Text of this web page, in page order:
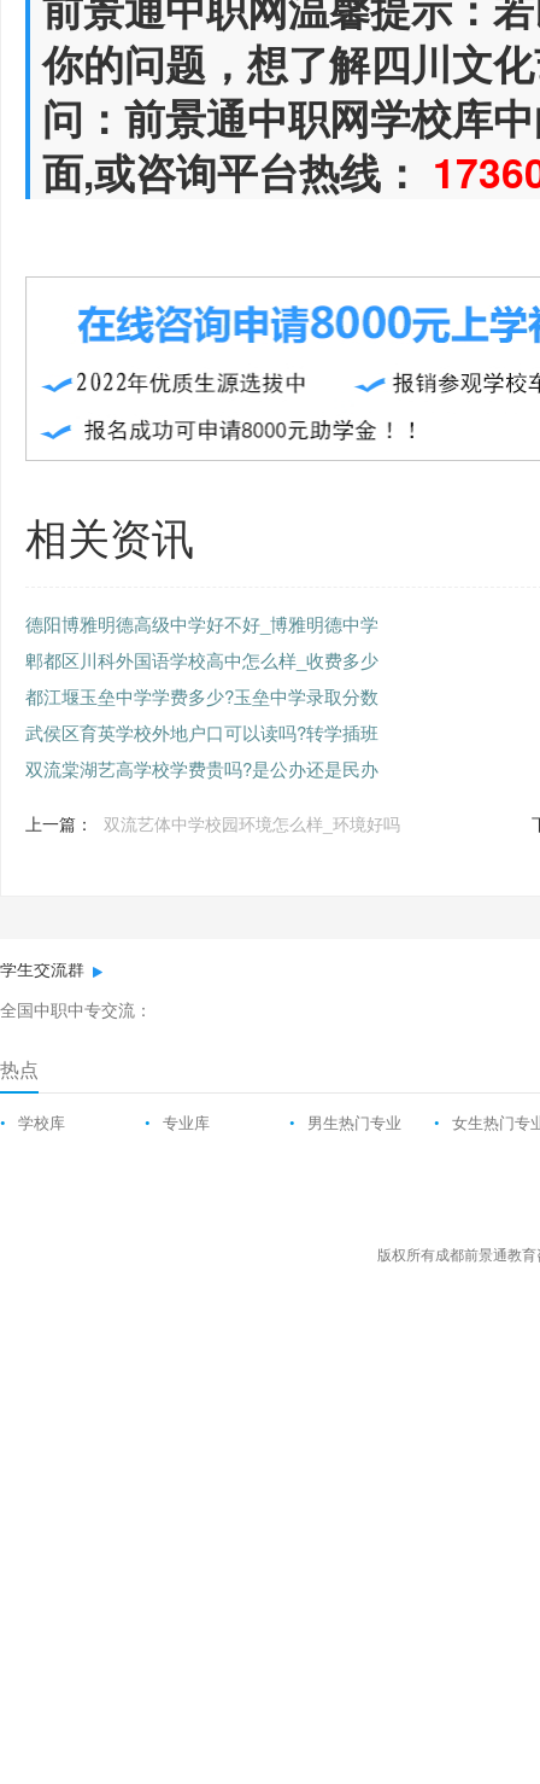
你的问题，想了解四川文
问：前景通中职网学校库
面,或咨询平台热线：
相关资讯
德阳博雅明德高级中学好不好_博雅明德中学
郫都区川科外国语学校高中怎么样_收费多少
都江堰玉垒中学学费多少?玉垒中学录取分数
武侯区育英学校外地户口可以读吗?转学插班
双流棠湖艺高学校学费贵吗?是公办还是民办
上一篇： 双流艺体中学校园环境怎么样_环境好吗
学生交流群
全国中职中专交流：
热点
• 学校库 • 专业库 • 男生热门专业 • 女生热门专
版权所有成都前景通教